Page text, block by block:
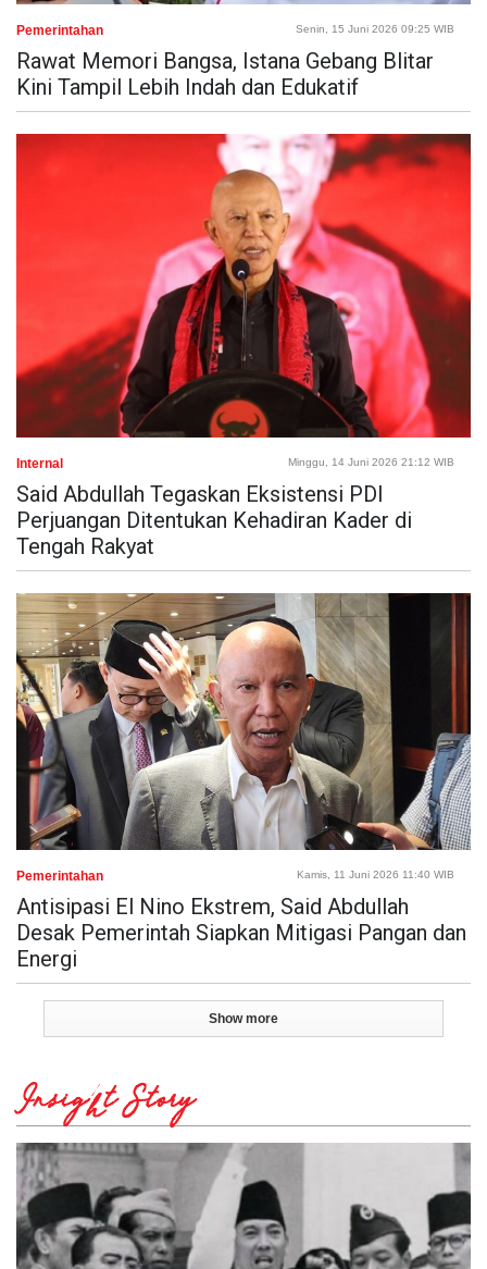
Pemerintahan Senin, 15 Juni 2026 09:25 WIB
Rawat Memori Bangsa, Istana Gebang Blitar
Kini Tampil Lebih Indah dan Edukatif
Internal Minggu, 14 Juni 2026 21:12 WIB
Said Abdullah Tegaskan Eksistensi PDI
Perjuangan Ditentukan Kehadiran Kader di
Tengah Rakyat
Pemerintahan Kamis, 11 Juni 2026 11:40 WIB
Antisipasi El Nino Ekstrem, Said Abdullah
Desak Pemerintah Siapkan Mitigasi Pangan dan
Energi
Show more
Insight Story